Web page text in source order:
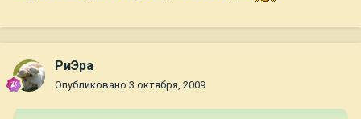
РиЭра
Опубликовано 3 октября, 2009